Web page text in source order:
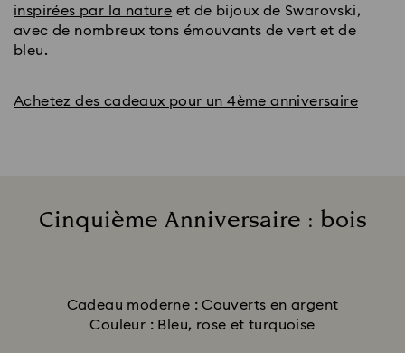
inspirées par la nature et de bijoux de Swarovski,
avec de nombreux tons émouvants de vert et de
bleu.
Achetez des cadeaux pour un 4ème anniversaire
Cinquième Anniversaire : bois
Cadeau moderne : Couverts en argent
Couleur : Bleu, rose et turquoise